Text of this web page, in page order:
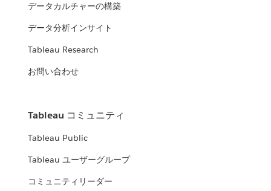
データカルチャーの構築
データ分析インサイト
Tableau Research
お問い合わせ
Tableau コミュニティ
Tableau Public
Tableau ユーザーグループ
コミュニティリーダー